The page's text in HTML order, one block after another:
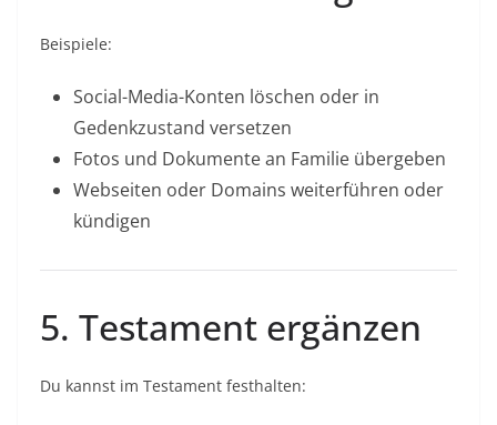
Beispiele:
Social-Media-Konten löschen oder in
Gedenkzustand versetzen
Fotos und Dokumente an Familie übergeben
Webseiten oder Domains weiterführen oder
kündigen
5. Testament ergänzen
Du kannst im Testament festhalten: